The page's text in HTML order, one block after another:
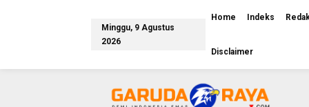
i
Minggu, 9 Agustus
2026
Home Indeks
Disclaimer